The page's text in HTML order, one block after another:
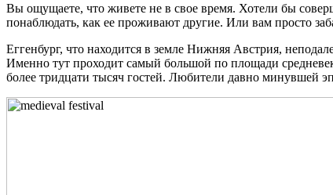
Вы ощущаете, что живете не в свое время. Хотели бы
понаблюдать, как ее проживают другие. Или вам просто
Еггенбург, что находится в земле Нижняя Австрия,
Именно тут проходит самый большой по площади
более тридцати тысяч гостей. Любители давно минувшей